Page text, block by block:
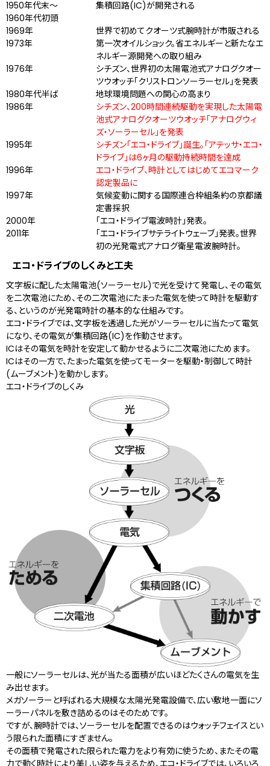
1950年代末～
1960年代初頭
集積回路(IC)が開発される
1969年
世界で初めてクオーツ式腕時計が市販される
1973年
第一次オイルショック。省エネルギーと新たなエ
ネルギー源開発への取り組み
1976年
シチズン、世界初の太陽電池式アナログクオー
ツウオッチ「クリストロンソーラーセル」を発表
1980年代半ば
地球環境問題への関心の高まり
1986年
シチズン、200時間連続駆動を実現した太陽電
池式アナログクオーツウオッチ「アナログウィ
ズ・ソーラーセル」を発表
1995年
シチズン「エコ・ドライブ」誕生。「アテッサ・エコ・
ドライブ」は6ヶ月の駆動持続時間を達成
1996年
エコ・ドライブ、時計としてはじめてエコマーク
認定製品に
1997年
気候変動に関する国際連合枠組条約の京都議
定書採択
2000年
「エコ・ドライブ電波時計」発表。
2011年
「エコ・ドライブサテライトウェーブ」発表。世界
初の光発電式アナログ衛星電波腕時計。
エコ・ドライブのしくみと工夫
文字板に配した太陽電池(ソーラーセル)で光を受けて発電し、その電気
を二次電池にため、その二次電池にたまった電気を使って時計を駆動す
る、というのが光発電時計の基本的な仕組みです。
エコ・ドライブでは、文字板を透過した光がソーラーセルに当たって電気
になり、その電気が集積回路(IC)を作動させます。
ICはその電気を時計を安定して動かせるように二次電池にためます。
ICはその一方で、たまった電気を使ってモーターを駆動・制御して時計
(ムーブメント)を動かします。
エコ・ドライブのしくみ
一般にソーラーセルは、光が当たる面積が広いほどたくさんの電気を生
み出せます。
メガソーラーと呼ばれる大規模な太陽光発電設備で、広い敷地一面にソ
ーラーパネルを敷き詰めるのはそのためです。
ですが、腕時計では、ソーラーセルを配置できるのはウォッチフェイスとい
う限られた面積にすぎません。
その面積で発電された限られた電力をより有効に使うため、またその電